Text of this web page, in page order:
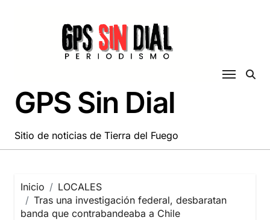
GPS Sin Dial
Sitio de noticias de Tierra del Fuego
Inicio
LOCALES
Tras una investigación federal, desbaratan
banda que contrabandeaba a Chile